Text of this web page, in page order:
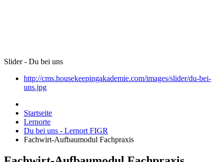
Slider - Du bei uns
http://cms.housekeepingakademie.com/images/slider/du-bei-
uns.jpg
Startseite
Lernorte
Du bei uns - Lernort FIGR
Fachwirt-Aufbaumodul Fachpraxis